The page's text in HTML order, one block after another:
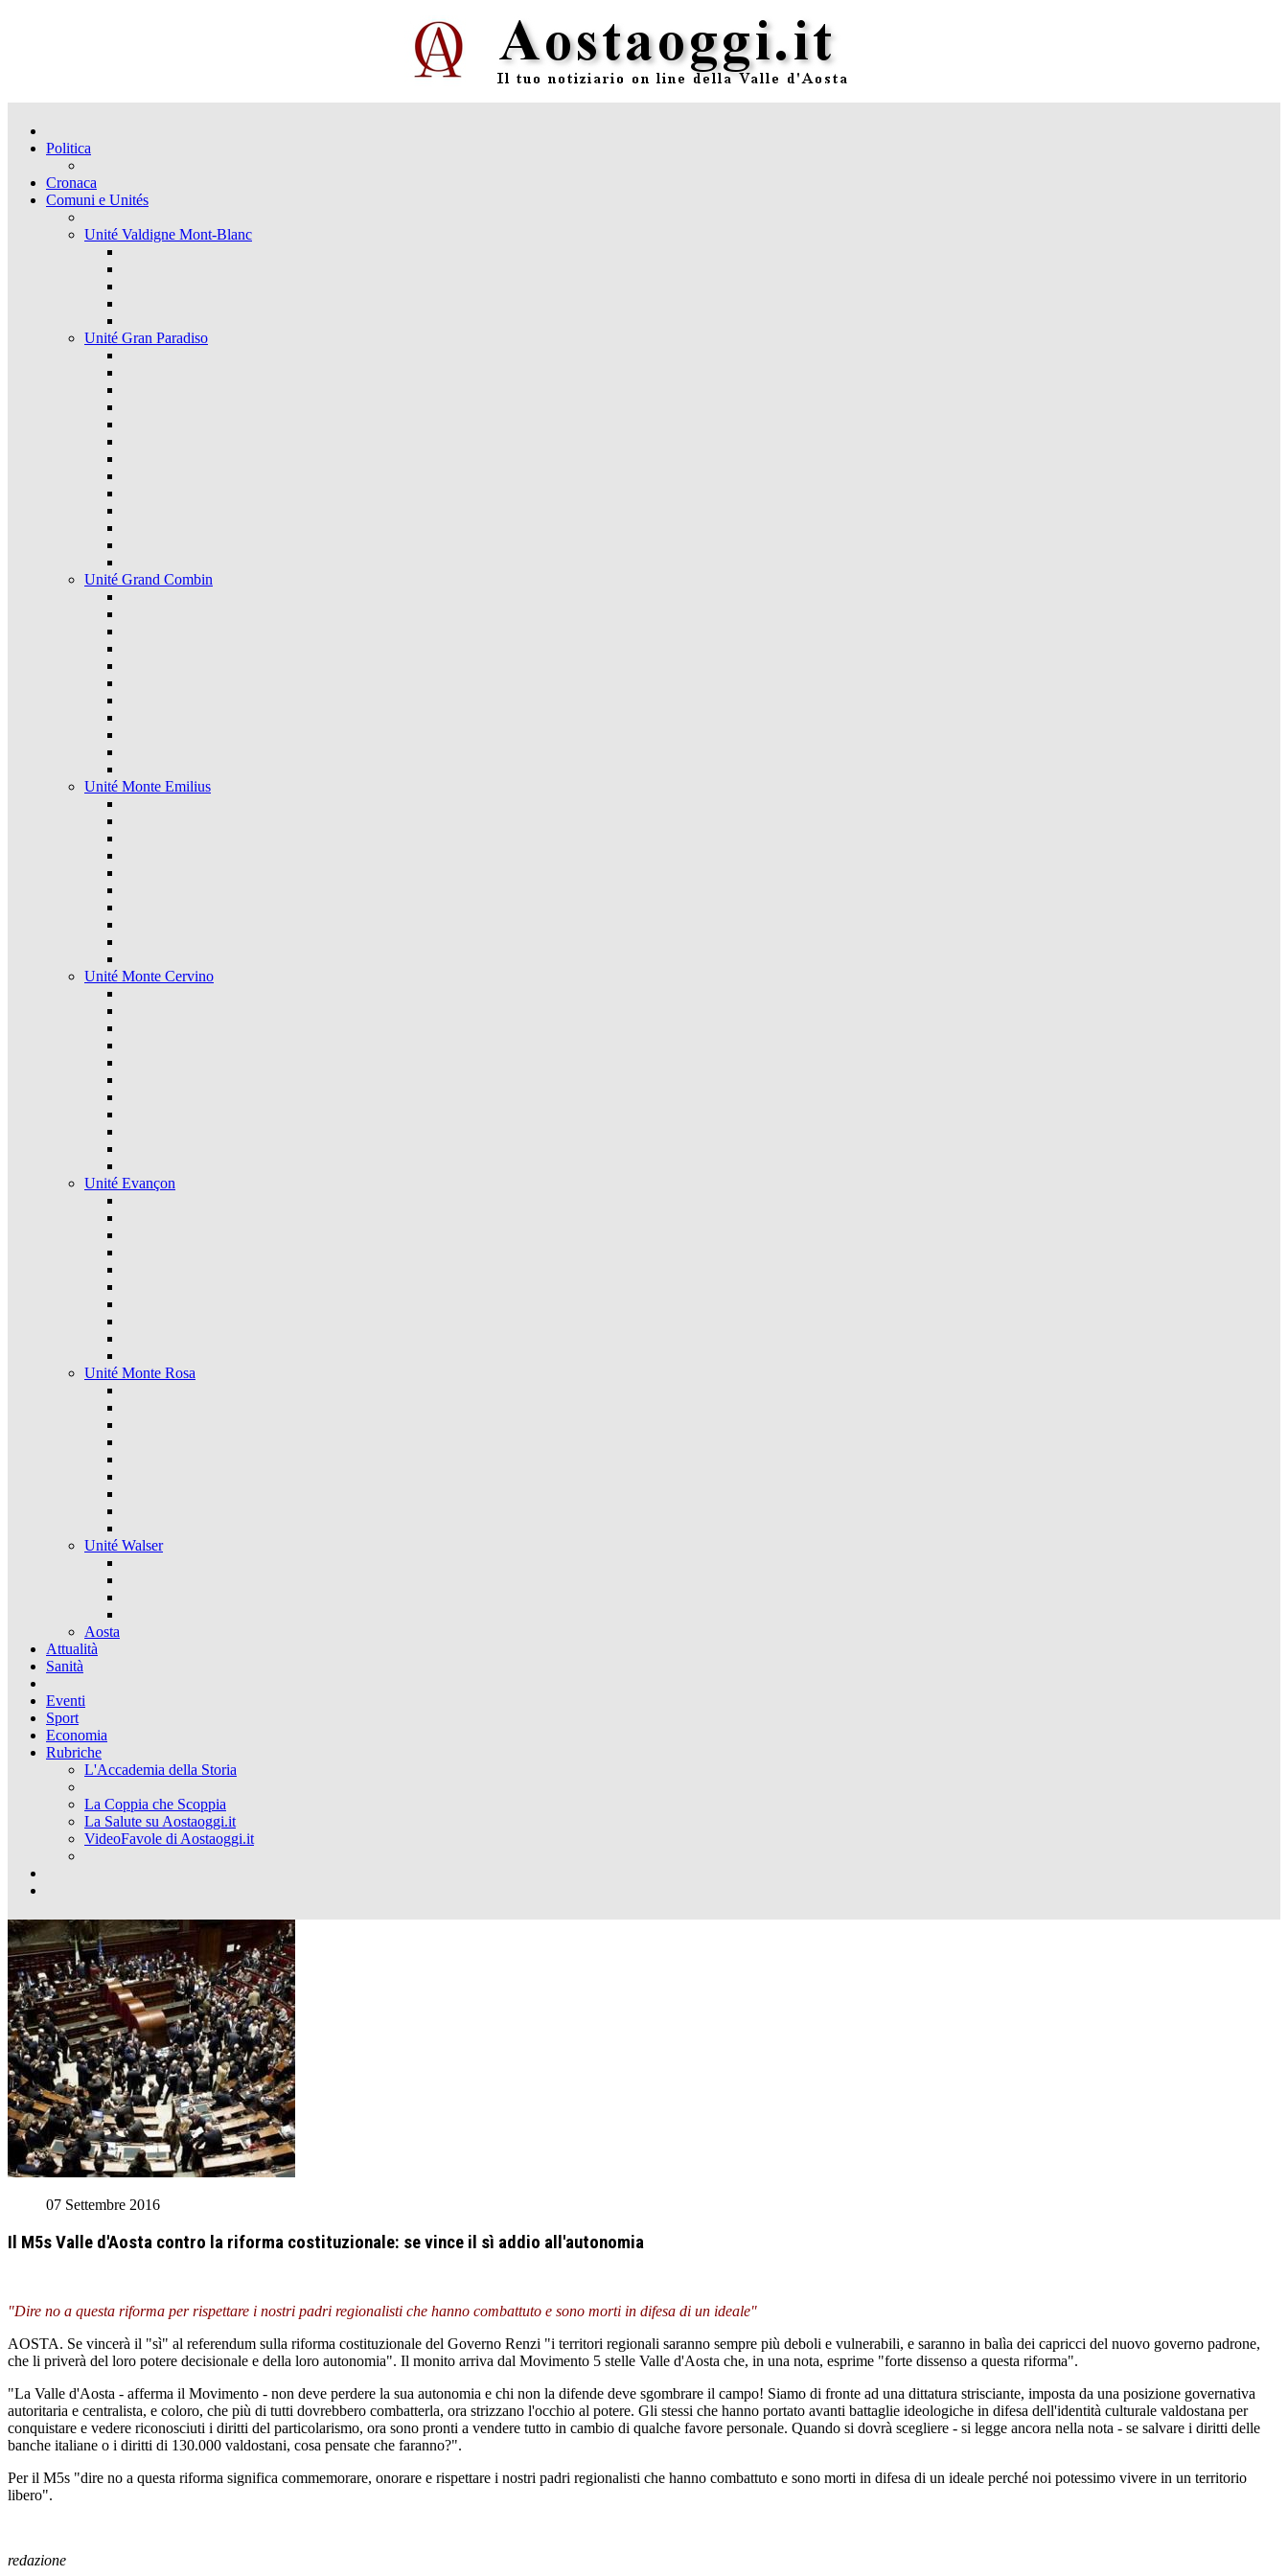
Politica
Cronaca
Comuni e Unités
Unité Valdigne Mont-Blanc
Unité Gran Paradiso
Unité Grand Combin
Unité Monte Emilius
Unité Monte Cervino
Unité Evançon
Unité Monte Rosa
Unité Walser
Aosta
Attualità
Sanità
Eventi
Sport
Economia
Rubriche
L'Accademia della Storia
La Coppia che Scoppia
La Salute su Aostaoggi.it
VideoFavole di Aostaoggi.it
07 Settembre 2016
Il M5s Valle d'Aosta contro la riforma costituzionale: se vince il sì addio all'autonomia
"Dire no a questa riforma per rispettare i nostri padri regionalisti che hanno combattuto e sono morti in difesa di un ideale"
AOSTA. Se vincerà il "sì" al referendum sulla riforma costituzionale del Governo Renzi "i territori regionali saranno sempre più deboli e vulnerabili, e saranno in balìa dei capricci del nuovo governo padrone,
che li priverà del loro potere decisionale e della loro autonomia". Il monito arriva dal Movimento 5 stelle Valle d'Aosta che, in una nota, esprime "forte dissenso a questa riforma".
"La Valle d'Aosta - afferma il Movimento - non deve perdere la sua autonomia e chi non la difende deve sgombrare il campo! Siamo di fronte ad una dittatura strisciante, imposta da una posizione governativa
autoritaria e centralista, e coloro, che più di tutti dovrebbero combatterla, ora strizzano l'occhio al potere. Gli stessi che hanno portato avanti battaglie ideologiche in difesa dell'identità culturale valdostana per
conquistare e vedere riconosciuti i diritti del particolarismo, ora sono pronti a vendere tutto in cambio di qualche favore personale. Quando si dovrà scegliere - si legge ancora nella nota - se salvare i diritti delle
banche italiane o i diritti di 130.000 valdostani, cosa pensate che faranno?".
Per il M5s "dire no a questa riforma significa commemorare, onorare e rispettare i nostri padri regionalisti che hanno combattuto e sono morti in difesa di un ideale perché noi potessimo vivere in un territorio
libero".
redazione